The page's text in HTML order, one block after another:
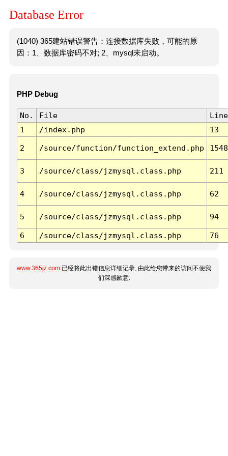
Database Error
(1040) 365建站错误警告：连接数据库失败，可能的原
因：1、数据库密码不对; 2、mysql未启动。
PHP Debug
No. File
Line
1
/index.php 13
2 /source/function/function_extend.php 1548
3 /source/class/jzmysql.class.php 211
4 /source/class/jzmysql.class.php 62
5 /source/class/jzmysql.class.php 94
6 /source/class/jzmysql.class.php 76
www.365jz.com 已经将此出错信息详细记录, 由此给您带来的访问不便我
们深感歉意.